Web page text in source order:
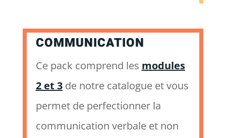
COMMUNICATION
Ce pack comprend les modules
2 et 3de notre catalogue et vous
permet de perfectionner la
communication verbale et non